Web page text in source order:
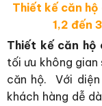
Thiết kế căn hộ
1,2 đến
Thiết kế căn hộ
tối ưu không gian
căn hộ. Với
khách hàng dễ